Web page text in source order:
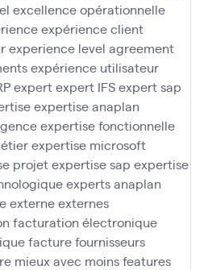
excellence opérationnelle
expérience client
experience level agreement
expérience utilisateur
expertexpert IFSexpert sap
expertise anaplan
expertise fonctionnelle
expertise microsoft
projetexpertise sap expertise
experts anaplan
externeexternes
facturation électronique
facture fournisseurs
mieux avec moinsfeatures